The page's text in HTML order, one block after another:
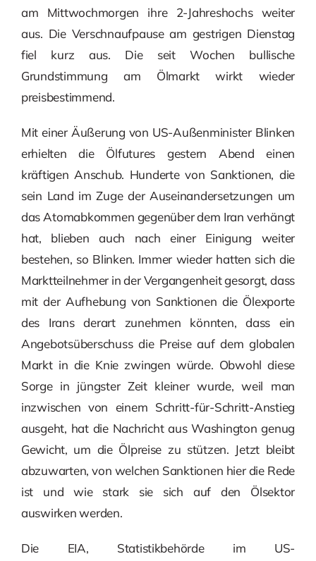
am Mittwochmorgen ihre 2-Jahreshochs weiter
aus. Die Verschnaufpause am gestrigen Dienstag
fiel kurz aus. Die seit Wochen bullische
Grundstimmung am Ölmarkt wirkt wieder
preisbestimmend.
Mit einer Äußerung von US-Außenminister Blinken
erhielten die Ölfutures gestern Abend einen
kräftigen Anschub. Hunderte von Sanktionen, die
sein Land im Zuge der Auseinandersetzungen um
das Atomabkommen gegenüber dem Iran verhängt
hat, blieben auch nach einer Einigung weiter
bestehen, so Blinken. Immer wieder hatten sich die
Marktteilnehmer in der Vergangenheit gesorgt, dass
mit der Aufhebung von Sanktionen die Ölexporte
des Irans derart zunehmen könnten, dass ein
Angebotsüberschuss die Preise auf dem globalen
Markt in die Knie zwingen würde. Obwohl diese
Sorge in jüngster Zeit kleiner wurde, weil man
inzwischen von einem Schritt-für-Schritt-Anstieg
ausgeht, hat die Nachricht aus Washington genug
Gewicht, um die Ölpreise zu stützen. Jetzt bleibt
abzuwarten, von welchen Sanktionen hier die Rede
ist und wie stark sie sich auf den Ölsektor
auswirken werden.
Die EIA, Statistikbehörde im US-